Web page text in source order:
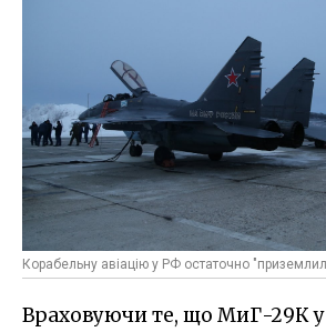
Корабельну авіацію у РФ остаточно
Враховуючи те, що МиГ-29К у